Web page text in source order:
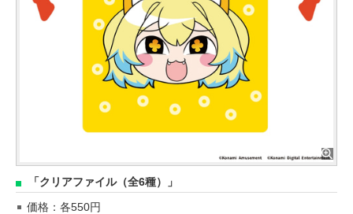
「クリアファイル（全6種）」
価格：各550円